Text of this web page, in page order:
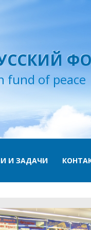
fund of peace
И ЗАДАЧИ